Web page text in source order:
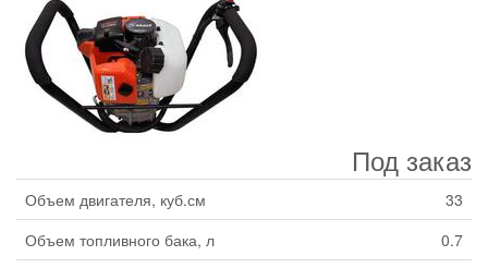
Под заказ
Объем двигателя, куб.см
33
Объем топливного бака, л
0.7